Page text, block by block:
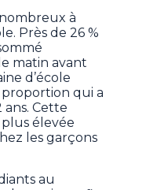
à
Près de 26 %
matin avant
d’école
qui a
Cette
élevée
les garçons
au